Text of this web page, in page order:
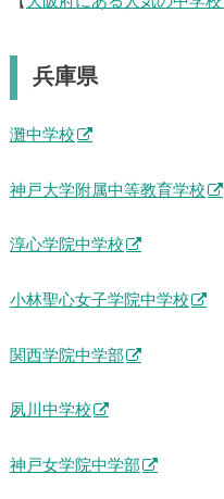
兵庫県
灘中学校
神戸大学附属中等教育学校
淳心学院中学校
小林聖心女子学院中学校
関西学院中学部
夙川中学校
神戸女学院中学部